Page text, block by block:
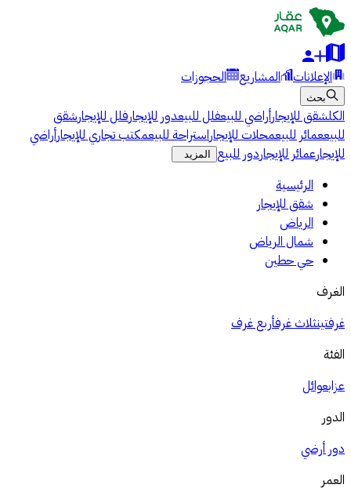
الإعلانات المشاريع الحجوزات
بحث
الكلشقق للإيجارأراضي للبيعفلل للبيعدور للإيجارفلل للإيجارشقق
للبيععمائر للبيعمحلات للإيجاراستراحة للبيعمكتب تجاري للإيجارأراضي
للإيجارعمائر للإيجاردور للبيع المزيد
الرئيسية
شقق للإيجار
الرياض
شمال الرياض
حي حطين
الغرف
غرفتينثلاث غرفأربع غرف
الفئة
عزابعوائل
الدور
دور أرضي
العمر